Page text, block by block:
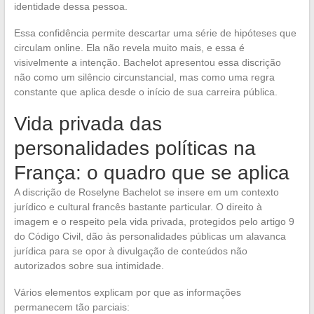
identidade dessa pessoa.
Essa confidência permite descartar uma série de hipóteses que
circulam online. Ela não revela muito mais, e essa é
visivelmente a intenção. Bachelot apresentou essa discrição
não como um silêncio circunstancial, mas como uma regra
constante que aplica desde o início de sua carreira pública.
Vida privada das
personalidades políticas na
França: o quadro que se aplica
A discrição de Roselyne Bachelot se insere em um contexto
jurídico e cultural francês bastante particular. O direito à
imagem e o respeito pela vida privada, protegidos pelo artigo 9
do Código Civil, dão às personalidades públicas um alavanca
jurídica para se opor à divulgação de conteúdos não
autorizados sobre sua intimidade.
Vários elementos explicam por que as informações
permanecem tão parciais: